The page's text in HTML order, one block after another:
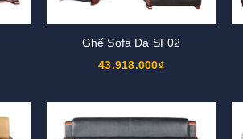
Ghế Sofa Da SF02
43.918.000₫